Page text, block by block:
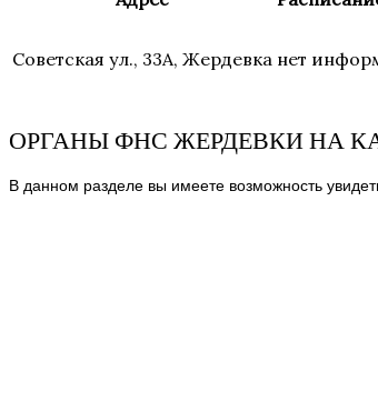
Советская ул., 33А, Жердевка нет
ОРГАНЫ ФНС ЖЕРДЕВКИ НА
В данном разделе вы имеете возможность